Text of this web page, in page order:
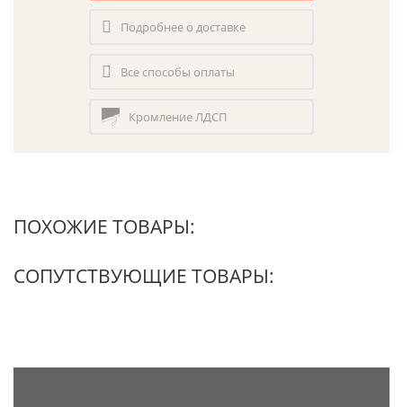
Подробнее о доставке
Все способы оплаты
Кромление ЛДСП
ПОХОЖИЕ ТОВАРЫ:
СОПУТСТВУЮЩИЕ ТОВАРЫ: